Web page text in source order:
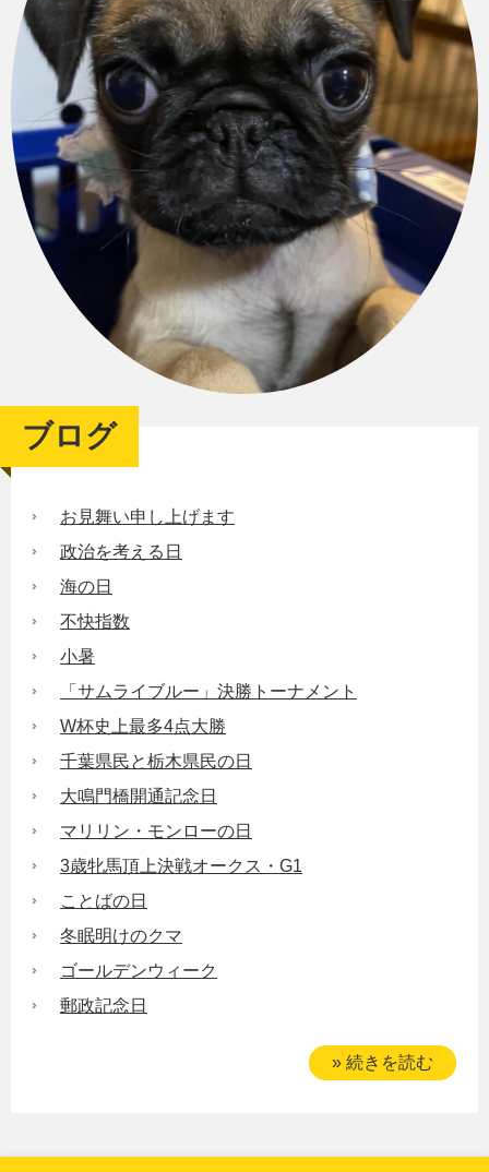
ブログ
お見舞い申し上げます
政治を考える日
海の日
不快指数
小暑
「サムライブルー」決勝トーナメント
W杯史上最多4点大勝
千葉県民と栃木県民の日
大鳴門橋開通記念日
マリリン・モンローの日
3歳牝馬頂上決戦オークス・G1
ことばの日
冬眠明けのクマ
ゴールデンウィーク
郵政記念日
» 続きを読む